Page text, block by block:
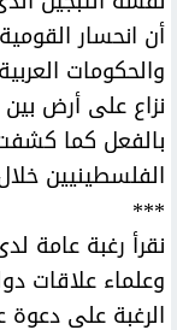
أن انحسار
والحكومات
نزاع على أرض
بالفعل كما
الفلسطينيين
***
نقرأ رغبة عامة
وعلماء علاقات
الرغبة على